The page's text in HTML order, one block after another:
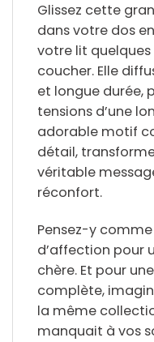
Glissez cette
dans votre dos
votre lit
coucher. Elle
et longue durée,
tensions d’une
adorable motif
détail,
véritable
réconfort.
Pensez-y
d’affection pour
chère. Et pour
complète,
la même
manquait à vos